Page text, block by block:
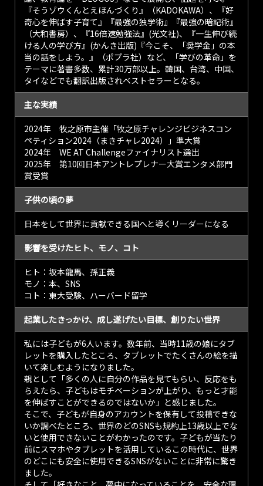
『そうゾウくんとえほんづくり』（KADOKAWA）、『好
奇心を伸ばす子育て』『最強の独学術』『最強の暗記術』
（大和書房）、『16倍速勉強法』(光文社)、『一生伸び続
ける人の学び方』(かんき出版)『今こそ、「奨学金」の本
当の話をしよう。』（ポプラ社）など、「学びの革命」を
テーマに著書多数、累計30万部以上。韓国、台湾、中国、
タイなどでも翻訳出版されベストセラーとなる。
主な実績
2024年 牧之原市主催「牧之原チャレンジビジネスコン
ペティション2024（まきチャレ2024）」準大賞
2024年 WE AT Challengeファイナリスト選出
2025年 第10回日本アントレプレナー大賞エンタメ部門
賞受賞
子供の頃の夢
日本をして世界に貢献できる国へと導くリーダーになる
影響を受けたヒト、モノ、コト
ヒト：坂本龍馬、孫正義
モノ：本、SNS
コト：東大受験、ハーバード留学
起業したきっかけ、成し遂げたい目標、創りたい世界
私には子どもが6人います。数年前、当時11歳の娘にタブ
レットを購入したところ、タブレットでたくさんの絵を描
いて楽しむようになりました。
親として「多くの人に自分の作品を見てもらい、反応をも
らえたら、子どもはモチベーションが上がり、もっと才能
を伸ばすことができるのではないか」と感じました。
そこで、子どもが自身のアカウントを保有して投稿できな
いか調べたところ、世界のどのSNSも規約上13歳以上でな
いと使用できないことがわかったのです。子どもが当たり
前にスマホやタブレットを活用しているこの時代に、世界
のどこにも安全に使用できるSNSがないことに非常に驚き
ました。